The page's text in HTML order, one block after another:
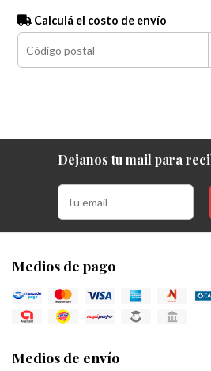
Calculá el costo de envío
Dejanos tu mail para
Medios de pago
Medios de envío